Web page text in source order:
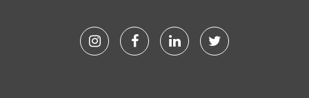
InstagramFacebookLinkedinTwitter